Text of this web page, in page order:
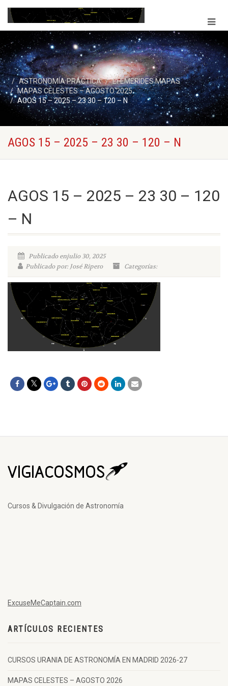
ASTRONOMÍA PRÁCTICA
EFEMERIDES MAPAS
MAPAS CELESTES – AGOSTO 2025
AGOS 15 – 2025 – 23 30 – 120 – N
AGOS 15 – 2025 – 23 30 – 120 – N
AGOS 15 – 2025 – 23 30 – 120
– N
Publicado enjulio 30, 2025
Publicado por: José Ripero
Categorías:
Cursos & Divulgación de Astronomía
ExcuseMeCaptain.com
ARTÍCULOS RECIENTES
CURSOS URANIA DE ASTRONOMÍA EN MADRID 2026-27
MAPAS CELESTES – AGOSTO 2026